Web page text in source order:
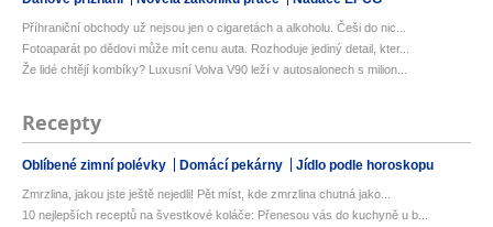
Příhraniční obchody už nejsou jen o cigaretách a alkoholu. Češi do nic...
Fotoaparát po dědovi může mít cenu auta. Rozhoduje jediný detail, kter...
Že lidé chtějí kombíky? Luxusní Volva V90 leží v autosalonech s milion...
Recepty
Oblíbené zimní polévky Domácí pekárny Jídlo podle horoskopu
Zmrzlina, jakou jste ještě nejedli! Pět míst, kde zmrzlina chutná jako...
10 nejlepších receptů na švestkové koláče: Přenesou vás do kuchyně u b...